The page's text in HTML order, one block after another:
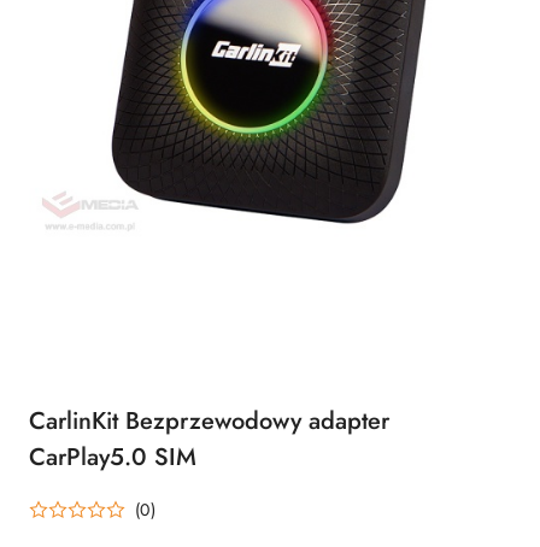
CarlinKit Bezprzewodowy adapter
CarPlay5.0 SIM
(0)